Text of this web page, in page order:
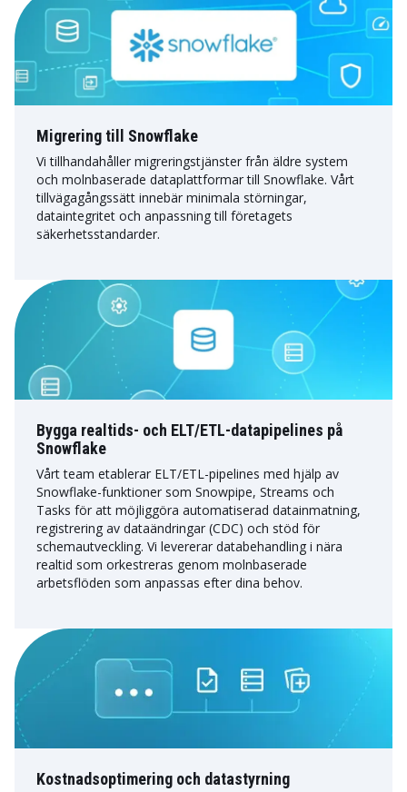
Migrering till Snowflake
Vi tillhandahåller migreringstjänster från äldre system
och molnbaserade dataplattformar till Snowflake. Vårt
tillvägagångssätt innebär minimala störningar,
dataintegritet och anpassning till företagets
säkerhetsstandarder.
Bygga realtids- och ELT/ETL-datapipelines på
Snowflake
Vårt team etablerar ELT/ETL-pipelines med hjälp av
Snowflake-funktioner som Snowpipe, Streams och
Tasks för att möjliggöra automatiserad datainmatning,
registrering av dataändringar (CDC) och stöd för
schemautveckling. Vi levererar databehandling i nära
realtid som orkestreras genom molnbaserade
arbetsflöden som anpassas efter dina behov.
Kostnadsoptimering och datastyrning